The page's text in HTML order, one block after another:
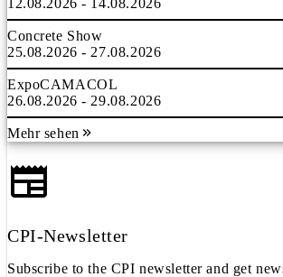
12.08.2026 - 14.08.2026
Concrete Show
25.08.2026 - 27.08.2026
ExpoCAMACOL
26.08.2026 - 29.08.2026
Mehr sehen
CPI-Newsletter
Subscribe to the CPI newsletter and get